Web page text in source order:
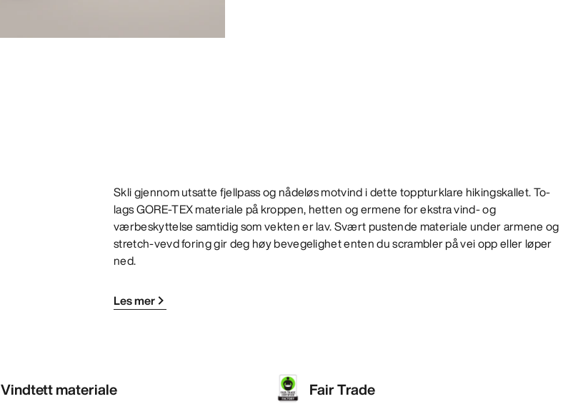
Skli gjennom utsatte fjellpass og nådeløs motvind i dette toppturklare hikingskallet. To-
lags GORE-TEX materiale på kroppen, hetten og ermene for ekstra vind- og
værbeskyttelse samtidig som vekten er lav. Svært pustende materiale under armene og
stretch-vevd foring gir deg høy bevegelighet enten du scrambler på vei opp eller løper
ned.
Les mer
Vindtett materiale Fair Trade